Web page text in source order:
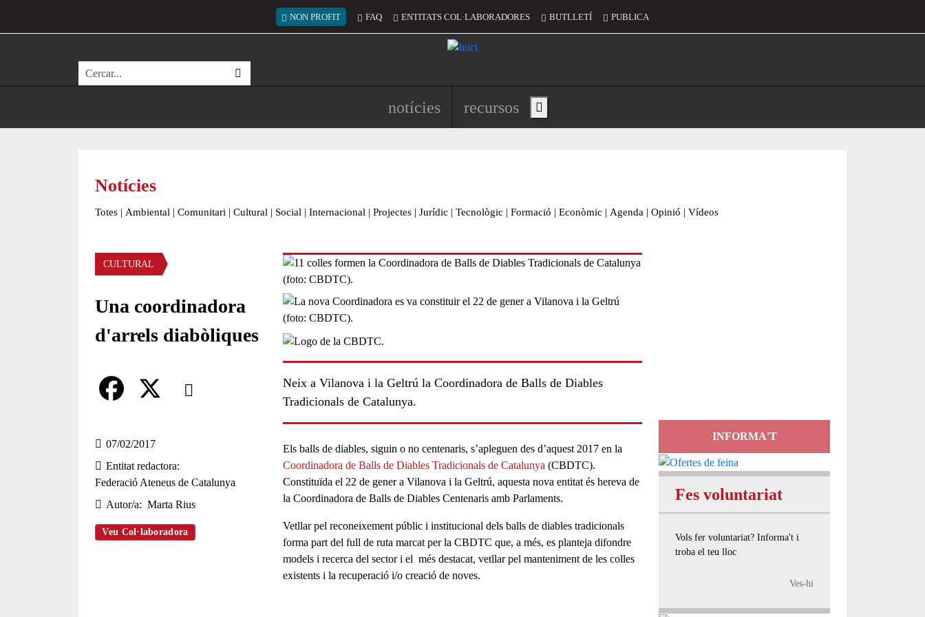
Menú del compte d'usuari
NON PROFIT FAQ ENTITATS COL·LABORADORES BUTLLETÍ PUBLICA
Cerca
Navegació principal de l'encapçalament
notícies recursos Show main menu
Notícies
Totes | Ambiental | Comunitari | Cultural | Social | Internacional | Projectes | Jurídic | Tecnològic | Formació | Econòmic | Agenda | Opinió | Vídeos
Àmbit de la notícia
CULTURAL
Una coordinadora
d'arrels diabòliques
Comparteix
a
c
o
07/02/2017
Entitat redactora
Federació Ateneus de Catalunya
Autor/a
Marta Rius
Veu Col·laboradora
Neix a Vilanova i la Geltrú la Coordinadora de Balls de Diables
Tradicionals de Catalunya.
Els balls de diables, siguin o no centenaris, s’apleguen des d’aquest 2017 en la
Coordinadora de Balls de Diables Tradicionals de Catalunya (CBDTC).
Constituïda el 22 de gener a Vilanova i la Geltrú, aquesta nova entitat és hereva de
la Coordinadora de Balls de Diables Centenaris amb Parlaments.
Vetllar pel reconeixement públic i institucional dels balls de diables tradicionals
forma part del full de ruta marcat per la CBDTC que, a més, es planteja difondre
models i recerca del sector i el més destacat, vetllar pel manteniment de les colles
existents i la recuperació i/o creació de noves.
INFORMA'T
Fes voluntariat
Vols fer voluntariat? Informa't i
troba el teu lloc
Ves-hi